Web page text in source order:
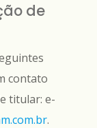
de
contato
titular: e-
.